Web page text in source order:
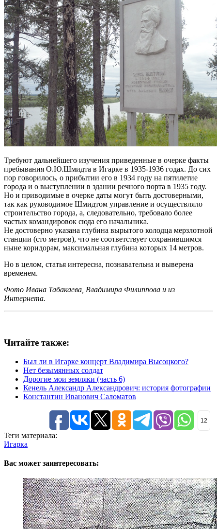
Требуют дальнейшего изучения приведенные в очерке факты
пребывания О.Ю.Шмидта в Игарке в 1935-1936 годах. До сих
пор говорилось, о прибытии его в 1934 году на пятилетие
города и о выступлении в здании речного порта в 1935 году.
Но и приводимые в очерке даты могут быть достоверными,
так как руководимое Шмидтом управление и осуществляло
строительство города, а, следовательно, требовало более
частых командировок сюда его начальника.
Не достоверно указана глубина вырытого колодца мерзлотной
станции (сто метров), что не соответствует сохранившимся
ныне коридорам, максимальная глубина которых 14 метров.
Но в целом, статья интересна, познавательна и выверена
временем.
Фото Ивана Табакаева, Владимира Филиппова и из
Интернета.
Читайте также:
Был ли в Игарке концерт Владимира Высоцкого?
Нет безымянных солдат
Дорогие мои земляки (часть 6)
Кенель Александр Александрович: история фотографии
Константин Иванович Саломатов
12
Теги материала:
Игарка
Вас может заинтересовать: